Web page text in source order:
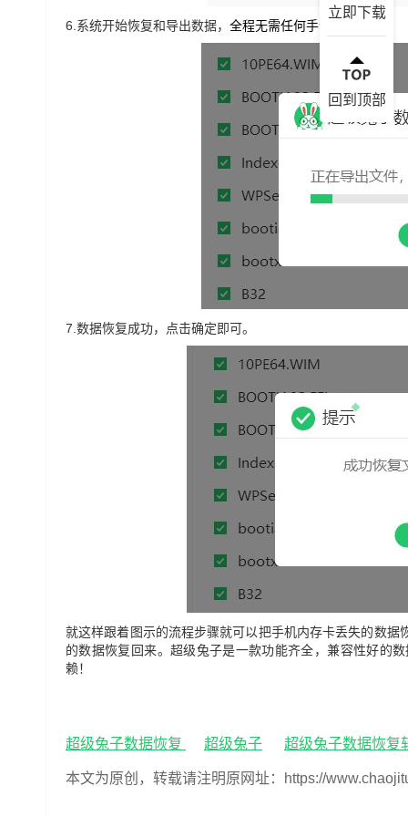
6. 系统开始恢复和导出数据， 全程无需任何手动操作。
7. 数据恢复成功，点击确定即可。
就这样跟着图示的流程步骤就可以把手机内存卡丢失的数
的数据恢复回来。 超级兔子是一款功能齐全，兼容性好的
赖！
超级兔子数据恢复 超级兔子 超级兔子数据恢复
本文为原创，转载请注明原网址：https://
立即下载
回到顶部